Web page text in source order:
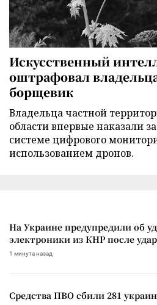
Искусственный
оштрафовал
борщевик
Владельца частной
области впервые наказали
системе цифрового
использованием дронов.
На Украине предупредили об
электроники из КНР после
1 минута назад
Средства ПВО сбили 281